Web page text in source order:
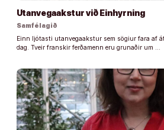
Utanvegaakstur við Einhyrning
Samfélagið
Einn ljótasti utanvegaakstur sem sögiur fara af
dag. Tveir franskir ferðamenn eru grunaðir um …